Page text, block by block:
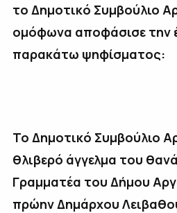
το Δημοτικό Συμβούλιο
ομόφωνα αποφάσισε την
παρακάτω ψηφίσματος:
Το Δημοτικό Συμβούλιο
θλιβερό άγγελμα του
Γραμματέα του Δήμου
πρώην Δημάρχου